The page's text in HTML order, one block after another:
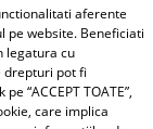
25.09.2025.
aferente
pe website. Beneficiati
legatura cu
drepturi pot fi
pe “ACCEPT TOATE”,
care implica